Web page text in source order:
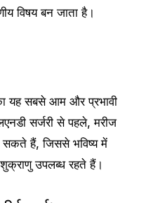
विषय बन जाता है।
यह सबसे आम और प्रभावी
सर्जरी से पहले, मरीज
हैं, जिससे भविष्य में
उपलब्ध रहते हैं।